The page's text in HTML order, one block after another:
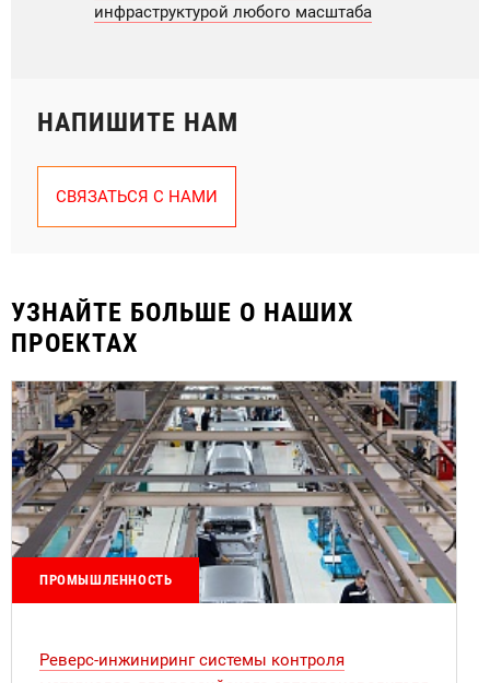
инфраструктурой любого масштаба
НАПИШИТЕ НАМ
СВЯЗАТЬСЯ С НАМИ
УЗНАЙТЕ БОЛЬШЕ О НАШИХ
ПРОЕКТАХ
ПРОМЫШЛЕННОСТЬ
Реверс-инжиниринг системы контроля